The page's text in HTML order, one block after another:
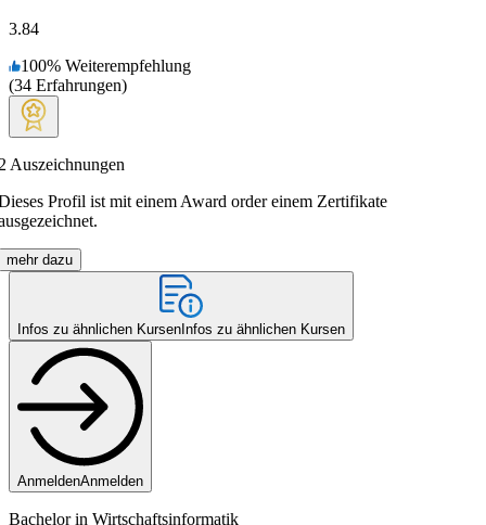
3.84
100% Weiterempfehlung
(34 Erfahrungen)
Auszeichnungen
Profil ist mit einem Award order einem Zertifikate
mehr dazu
Infos zu ähnlichen Kursen Infos zu ähnlichen Kursen
AnmeldenAnmelden
Bachelor in Wirtschaftsinformatik